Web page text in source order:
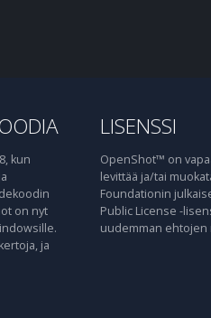
kun
on nyt
ja
LISENSSI
OpenShot™ on
levittää ja/tai
Foundationin
Public License -
uudemman ehtojen